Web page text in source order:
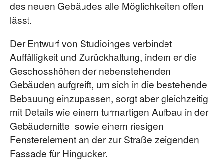
des neuen Gebäudes alle Möglichkeiten offen
lässt.
Der Entwurf von Studioinges verbindet
Auffälligkeit und Zurückhaltung, indem er die
Geschosshöhen der nebenstehenden
Gebäuden aufgreift, um sich in die bestehende
Bebauung einzupassen, sorgt aber gleichzeitig
mit Details wie einem turmartigen Aufbau in der
Gebäudemitte sowie einem riesigen
Fensterelement an der zur Straße zeigenden
Fassade für Hingucker.